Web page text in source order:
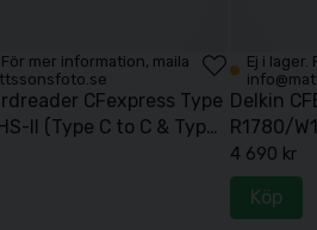
För mer information, maila
CFexpress Type
II (Type C to C & Type
Ej i
Delkin
R1780/
4 690 kr
Köp